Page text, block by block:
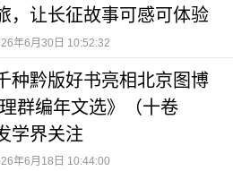
，让长征故事可感可体验
年6月30日 10:52:32
种黔版好书亮相北京图博
群编年文选》（十卷
学界关注
年6月18日 10:44:00